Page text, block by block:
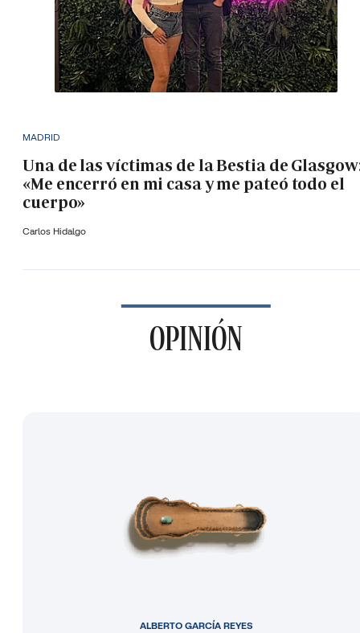
MADRID
Una de las víctimas de la Bestia de
«Me encerró en mi casa y me pateó todo el
cuerpo»
Carlos Hidalgo
OPINIÓN
ALBERTO GARCÍA REYES